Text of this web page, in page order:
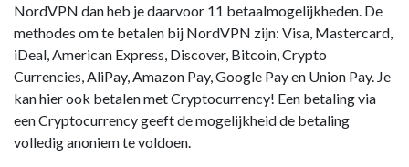
NordVPN dan heb je daarvoor 11 betaalmogelijkheden. De
methodes om te betalen bij NordVPN zijn: Visa, Mastercard,
iDeal, American Express, Discover, Bitcoin, Crypto
Currencies, AliPay, Amazon Pay, Google Pay en Union Pay. Je
kan hier ook betalen met Cryptocurrency! Een betaling via
een Cryptocurrency geeft de mogelijkheid de betaling
volledig anoniem te voldoen.